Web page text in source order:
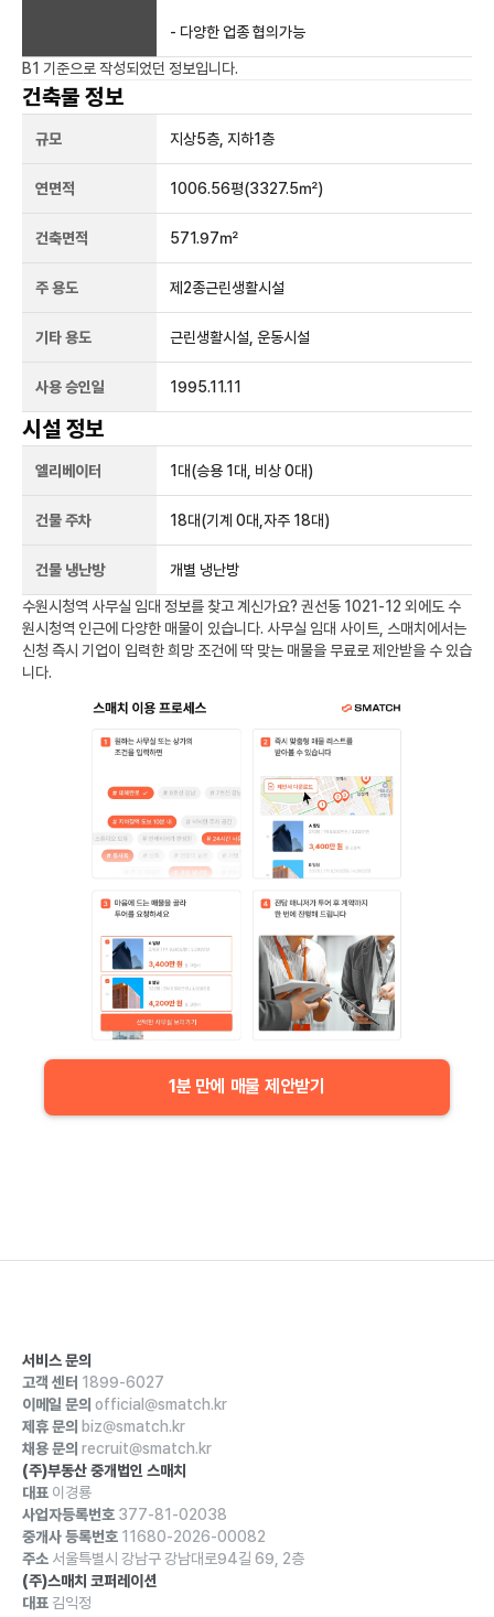
- 다양한 업종 협의가능
B1 기준으로 작성되었던 정보입니다.
건축물 정보
규모 지상5층, 지하1층
연면적 1006.56평(3327.5㎡)
건축면적 571.97㎡
주 용도 제2종근린생활시설
기타 용도 근린생활시설, 운동시설
사용 승인일 1995.11.11
시설 정보
엘리베이터 1 대(승용 1대, 비상 0대)
건물 주차 18대(기계 0대,자주 18대)
건물 냉난방 개별 냉난방
수원시청역 사무실 임대 정보를 찾고 계신가요? 권선동 1021-12 외에도 수
원시청역 인근에 다양한 매물이 있습니다. 사무실 임대 사이트, 스매치에서는
신청 즉시 기업이 입력한 희망 조건에 딱 맞는 매물을 무료로 제안받을 수 있습
니다.
1분 만에 매물 제안받기
서비스 문의
고객 센터 1899-6027
이메일 문의 official@smatch.kr
제휴 문의 biz@smatch.kr
채용 문의 recruit@smatch.kr
(주)부동산 중개법인 스매치
대표 이경룡
사업자등록번호 377-81-02038
중개사 등록번호 11680-2026-00082
주소 서울특별시 강남구 강남대로94길 69, 2층
(주)스매치 코퍼레이션
대표 김익정